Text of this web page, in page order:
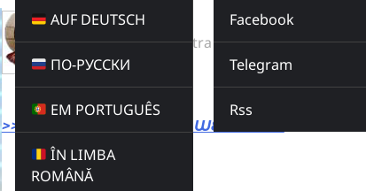
AUF DEUTSCH
ПО-РУССКИ
EM PORTUGUÊS
ÎN LIMBA
ROMÂNĂ
Facebook
Telegram
Rss
Don Minutella
Radio Domina Nostra
Radio Domina Nostra
Buy this album
>>> LINK DIRETTO ALLA WEBRADIO
Donazioni